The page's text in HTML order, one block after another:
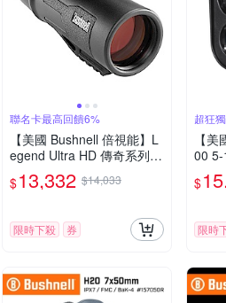
聯名卡最高回饋6%
【美國 Bushnell 倍視能】L
egend Ultra HD 傳奇系列 1
0x42mm ED螢石專業級手
持型單眼望遠鏡 191142 (公
$13,332 $14,033
限時下殺 券
超狂
【
00
顯
0AD
$
限時